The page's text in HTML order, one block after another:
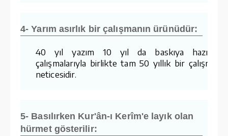
4- Yarım asırlık bir çalışmanın ürünüdür:
40 yıl yazım 10 yıl da baskıya
çalışmalarıyla birlikte tam 50 yıllık bir
neticesidir.
5- Basılırken Kur'ân-ı Kerîm'e layık olan
hürmet gösterilir: